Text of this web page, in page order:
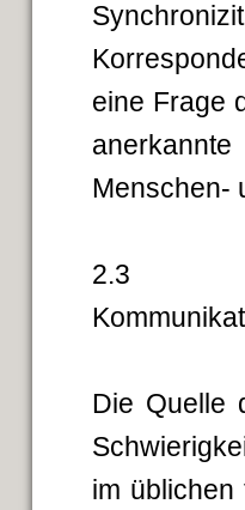
eine Frage
Menschen-
2.3
Die Quelle
im üblichen